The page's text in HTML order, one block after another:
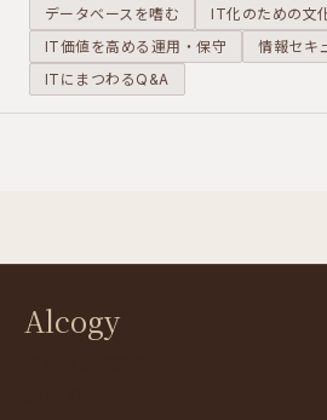
ぎない」と
いう誤った
評価を生み
出していま
す。
発を迷走さ
せる原因に
なります。
データベースを嗜む
IT化のための文
IT価値を高める運用・保守
情報セキ
ITにまつわるQ&A
Alcogy